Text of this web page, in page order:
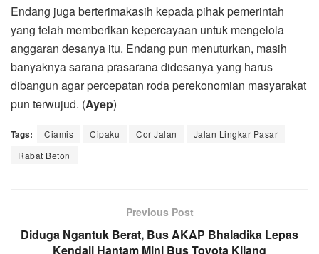
Endang juga berterimakasih kepada pihak pemerintah
yang telah memberikan kepercayaan untuk mengelola
anggaran desanya itu. Endang pun menuturkan, masih
banyaknya sarana prasarana didesanya yang harus
dibangun agar percepatan roda perekonomian masyarakat
pun terwujud. (Ayep)
Tags: Ciamis Cipaku Cor Jalan
Jalan Lingkar Pasar
Rabat Beton
Previous Post
Diduga Ngantuk Berat, Bus AKAP Bhaladika Lepas
Kendali Hantam Mini Bus Toyota Kijang